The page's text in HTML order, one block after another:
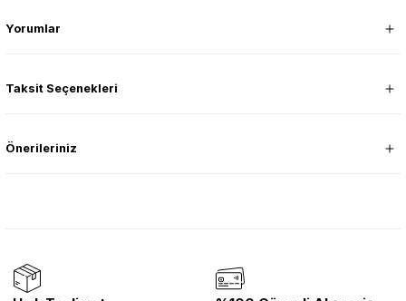
Yorumlar
Taksit Seçenekleri
Önerileriniz